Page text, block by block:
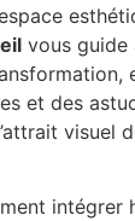
vous guide
et des
visuel
intégrer